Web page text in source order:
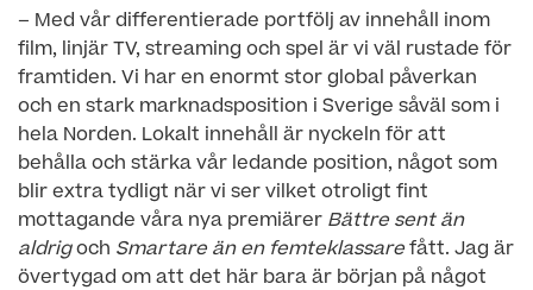
– Med vår differentierade portfölj av innehåll inom
film, linjär TV, streaming och spel är vi väl rustade för
framtiden. Vi har en enormt stor global påverkan
och en stark marknadsposition i Sverige såväl som i
hela Norden. Lokalt innehåll är nyckeln för att
behålla och stärka vår ledande position, något som
blir extra tydligt när vi ser vilket otroligt fint
mottagande våra nya premiärer Bättre sent än
aldrigoch Smartare än en femteklassare fått. Jag är
övertygad om att det här bara är början på något